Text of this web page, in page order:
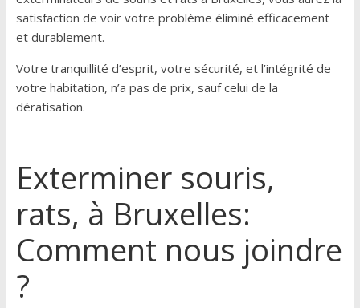
satisfaction de voir votre problème éliminé efficacement
et durablement.
Votre tranquillité d’esprit, votre sécurité, et l’intégrité de
votre habitation, n’a pas de prix, sauf celui de la
dératisation.
Exterminer souris,
rats, à Bruxelles:
Comment nous joindre
?